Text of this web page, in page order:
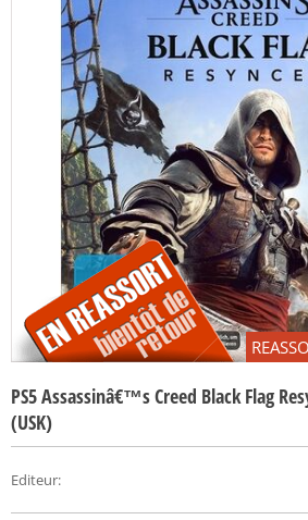
PS5 Assassinâ€™s Creed Black Flag
(USK)
Editeur: